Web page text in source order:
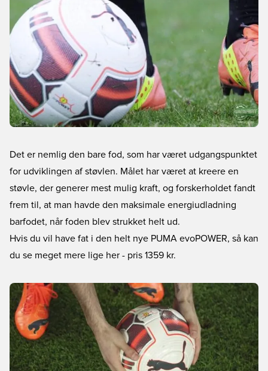
Det er nemlig den bare fod, som har været udgangspunktet
for udviklingen af støvlen. Målet har været at kreere en
støvle, der generer mest mulig kraft, og forskerholdet fandt
frem til, at man havde den maksimale energiudladning
barfodet, når foden blev strukket helt ud.
Hvis du vil have fat i den helt nye PUMA evoPOWER, så kan
du se meget mere lige her - pris 1359 kr.